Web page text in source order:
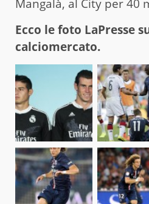
Mangalà, al City per 40
Ecco le foto LaPresse
calciomercato.